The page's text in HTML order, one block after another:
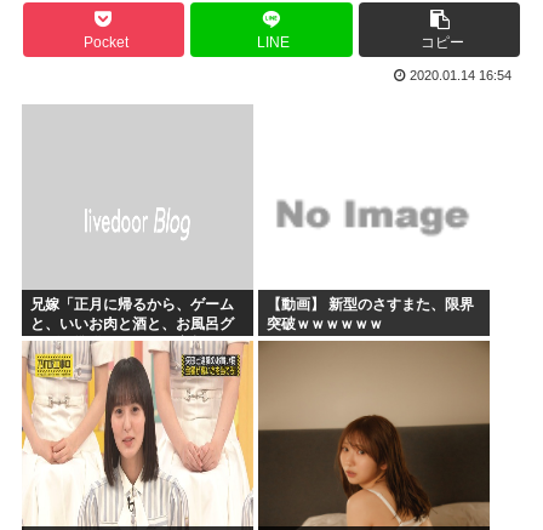
【雑誌】かつて650万部を誇った「週刊少年ジャンプ」、発...
かのかりとかいう誰が見てるのか謎の漫画www
Win95開発者「日本でITが3Kと呼ばれるのは企業が根...
Pocket LINE コピー
2020.01.14 16:54
兄嫁「正月に帰るから、ゲーム
と、いいお肉と酒と、お風呂グ
ッズの準備しとけよ」寝起きの
私「知るかボケ」兄嫁「キィィ
ィィー！！！！」私「あ…」
【動画】 新型のさすまた、限界
突破ｗｗｗｗｗｗ